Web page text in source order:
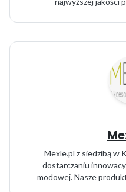
Mexle.pl z siedzibą w
dostarczaniu
modowej. Nasze